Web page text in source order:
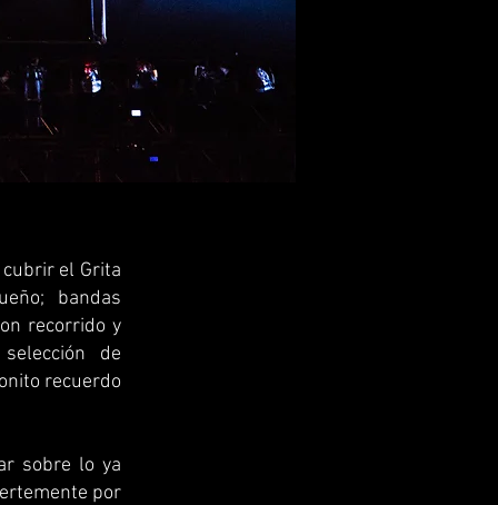
el Grita
bandas
recorrido y
de
recuerdo
sobre lo ya
por